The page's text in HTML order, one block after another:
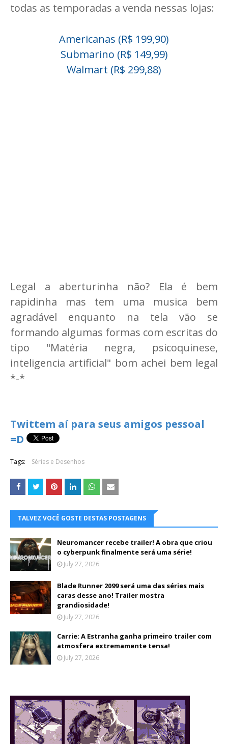
todas as temporadas a venda nessas lojas:
Americanas (R$ 199,90)
Submarino (R$ 149,99)
Walmart (R$ 299,88)
Legal a aberturinha não? Ela é bem
rapidinha mas tem uma musica bem
agradável enquanto na tela vão se
formando algumas formas com escritas do
tipo "Matéria negra, psicoquinese,
inteligencia artificial" bom achei bem legal
*-*
Twittem aí para seus amigos pessoal
=D
Tags: Séries e Desenhos
TALVEZ VOCÊ GOSTE DESTAS POSTAGENS
Neuromancer recebe trailer! A obra que criou
o cyberpunk finalmente será uma série!
July 27, 2026
Blade Runner 2099 será uma das séries mais
caras desse ano! Trailer mostra
grandiosidade!
July 27, 2026
Carrie: A Estranha ganha primeiro trailer com
atmosfera extremamente tensa!
July 27, 2026